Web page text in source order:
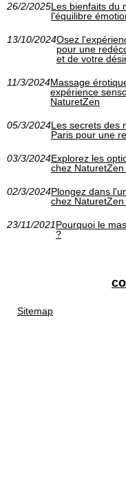
26/2/2025Les bienfaits du
l'équilibre
13/10/2024Osez
pour une
et de votre
11/3/2024Massage
expérience
NaturetZen
05/3/2024Les secrets des
Paris pour une
03/3/2024Explorez les
chez NaturetZen
02/3/2024Plongez dans
chez NaturetZen
23/11/2021Pourquoi le
?
Sitemap